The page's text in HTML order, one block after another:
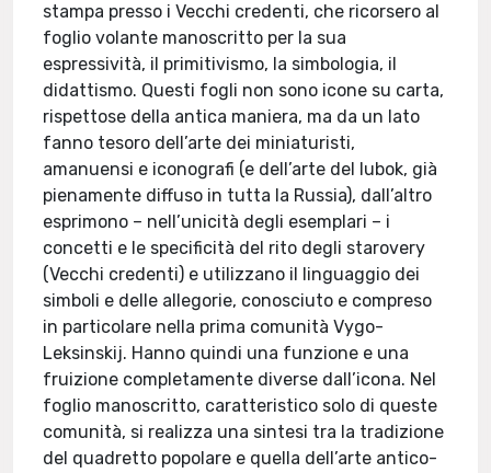
stampa presso i Vecchi credenti, che ricorsero al
foglio volante manoscritto per la sua
espressività, il primitivismo, la simbologia, il
didattismo. Questi fogli non sono icone su carta,
rispettose della antica maniera, ma da un lato
fanno tesoro dell’arte dei miniaturisti,
amanuensi e iconografi (e dell’arte del lubok, già
pienamente diffuso in tutta la Russia), dall’altro
esprimono – nell’unicità degli esemplari – i
concetti e le specificità del rito degli starovery
(Vecchi credenti) e utilizzano il linguaggio dei
simboli e delle allegorie, conosciuto e compreso
in particolare nella prima comunità Vygo-
Leksinskij. Hanno quindi una funzione e una
fruizione completamente diverse dall’icona. Nel
foglio manoscritto, caratteristico solo di queste
comunità, si realizza una sintesi tra la tradizione
del quadretto popolare e quella dell’arte antico-